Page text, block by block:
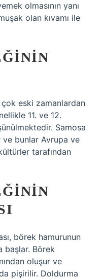
olmasının yanı
olan kıvamı ile
eski zamanlardan
11. ve 12.
Samosa
bunlar Avrupa ve
tarafından
börek hamurunun
başlar. Börek
oluşur ve
pişirilir. Doldurma